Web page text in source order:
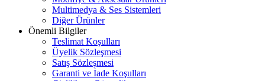
Multimedya & Ses Sistemleri
Diğer Ürünler
Önemli Bilgiler
Teslimat Koşulları
Üyelik Sözleşmesi
Satış Sözleşmesi
Garanti ve İade Koşulları